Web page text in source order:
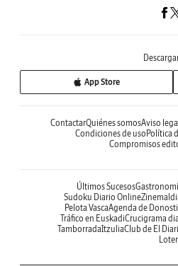
App Store
ContactarQuiénes somosAviso
Condiciones de usoPolítica
Compromisos
Últimos Sucesos
Sudoku Diario Online
Pelota VascaAgenda de
Tráfico en EuskadiCrucigrama
TamborradaItzuliaClub de El